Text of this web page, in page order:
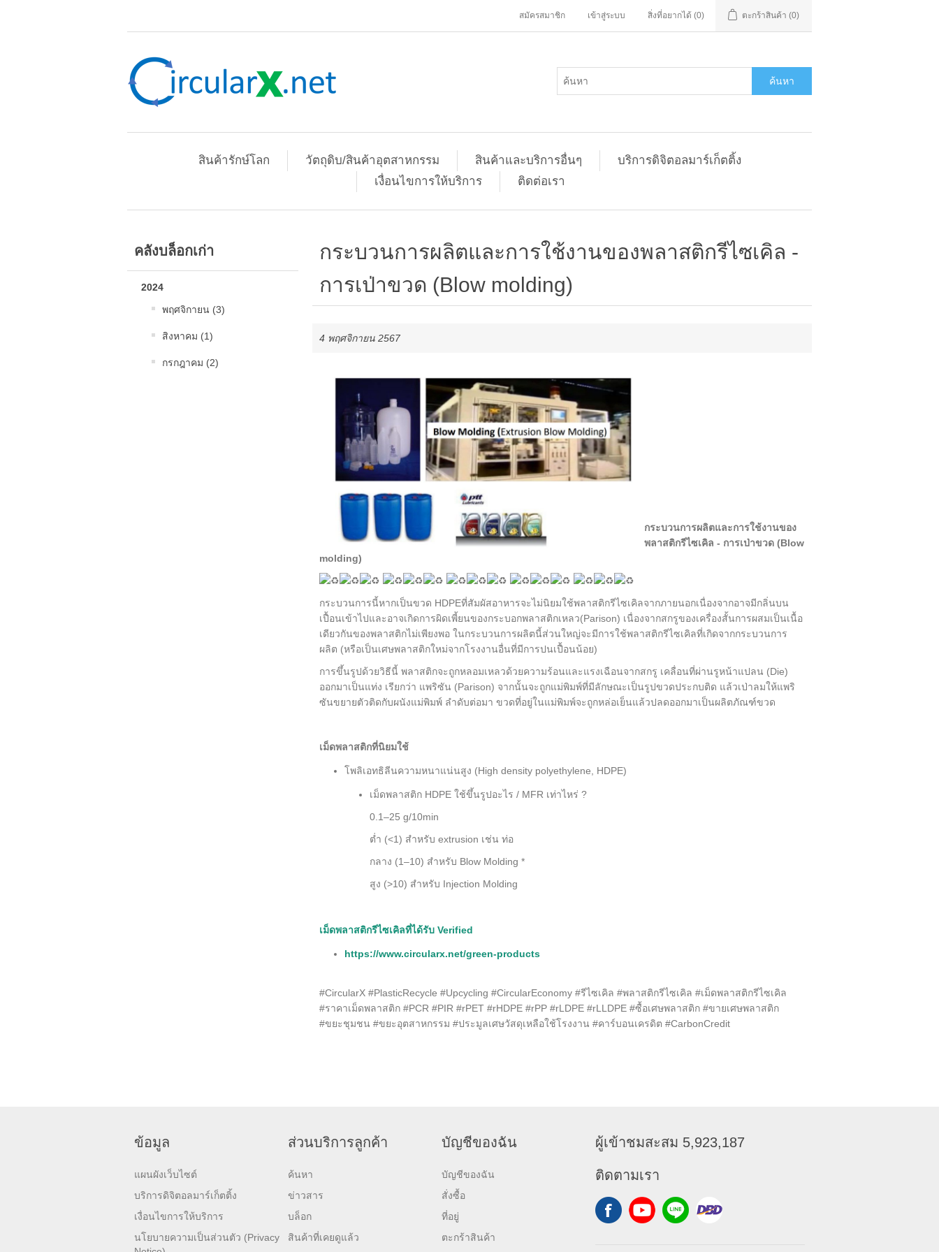
สมัครสมาชิก เข้าสู่ระบบ สิ่งที่อยากได้ (0) ตะกร้าสินค้า (0)
ค้นหา
สินค้ารักษ์โลก วัตถุดิบ/สินค้าอุตสาหกรรม สินค้าและบริการอื่นๆ
บริการดิจิตอลมาร์เก็ตติ้ง
เงื่อนไขการให้บริการ
ติดต่อเรา
คลังบล็อกเก่า
2024
พฤศจิกายน (3)
สิงหาคม (1)
กรกฎาคม (2)
กระบวนการผลิตและการใช้งานของพลาสติกรีไซเคิล -
การเป่าขวด (Blow molding)
4 พฤศจิกายน 2567
กระบวนการผลิตและการใช้งานของ
พลาสติกรีไซเคิล - การเป่าขวด (Blow
molding)
กระบวนการนี้หากเป็นขวด HDPEที่สัมผัสอาหารจะไม่นิยมใช้พลาสติกรีไซเคิลจากภายนอกเนื่องจากอาจมีกลิ่นบน
เปื้อนเข้าไปและอาจเกิดการผิดเพี้ยนของกระบอกพลาสติกเหลว(Parison) เนื่องจากสกรูของเครื่องสั้นการผสมเป็นเนื้อ
เดียวกันของพลาสติกไม่เพียงพอ ในกระบวนการผลิตนี้ส่วนใหญ่จะมีการใช้พลาสติกรีไซเคิลที่เกิดจากกระบวนการ
ผลิต (หรือเป็นเศษพลาสติกใหม่จากโรงงานอื่นที่มีการปนเปื้อนน้อย)
การขึ้นรูปด้วยวิธีนี้ พลาสติกจะถูกหลอมเหลวด้วยความร้อนและแรงเฉือนจากสกรู เคลื่อนที่ผ่านรูหน้าแปลน (Die)
ออกมาเป็นแท่ง เรียกว่า แพริซัน (Parison) จากนั้นจะถูกแม่พิมพ์ที่มีลักษณะเป็นรูปขวดประกบติด แล้วเป่าลมให้แพริ
ซันขยายตัวติดกับผนังแม่พิมพ์ ลำดับต่อมา ขวดที่อยู่ในแม่พิมพ์จะถูกหล่อเย็นแล้วปลดออกมาเป็นผลิตภัณฑ์ขวด
เม็ดพลาสติกที่นิยมใช้
โพลิเอทธิลีนความหนาแน่นสูง (High density polyethylene, HDPE)
เม็ดพลาสติก HDPE ใช้ขึ้นรูปอะไร / MFR เท่าไหร่ ?
0.1–25 g/10min
ต่ำ (<1) สำหรับ extrusion เช่น ท่อ
กลาง (1–10) สำหรับ Blow Molding *
สูง (>10) สำหรับ Injection Molding
เม็ดพลาสติกรีไซเคิลที่ได้รับ Verified
https://www.circularx.net/green-products
#CircularX #PlasticRecycle #Upcycling #CircularEconomy #รีไซเคิล #พลาสติกรีไซเคิล #เม็ดพลาสติกรีไซเคิล
#ราคาเม็ดพลาสติก #PCR #PIR #rPET #rHDPE #rPP #rLDPE #rLLDPE #ซื้อเศษพลาสติก #ขายเศษพลาสติก
#ขยะชุมชน #ขยะอุตสาหกรรม #ประมูลเศษวัสดุเหลือใช้โรงงาน #คาร์บอนเครดิต #CarbonCredit
ข้อมูล
แผนผังเว็บไซต์
บริการดิจิตอลมาร์เก็ตติ้ง
เงื่อนไขการให้บริการ
นโยบายความเป็นส่วนตัว (Privacy
ส่วนบริการลูกค้า
ค้นหา
ข่าวสาร
บล็อก
สินค้าที่เคยดูแล้ว
บัญชีของฉัน
บัญชีของฉัน
สั่งซื้อ
ที่อยู่
ตะกร้าสินค้า
ผู้เข้าชมสะสม 5,923,187
ติดตามเรา